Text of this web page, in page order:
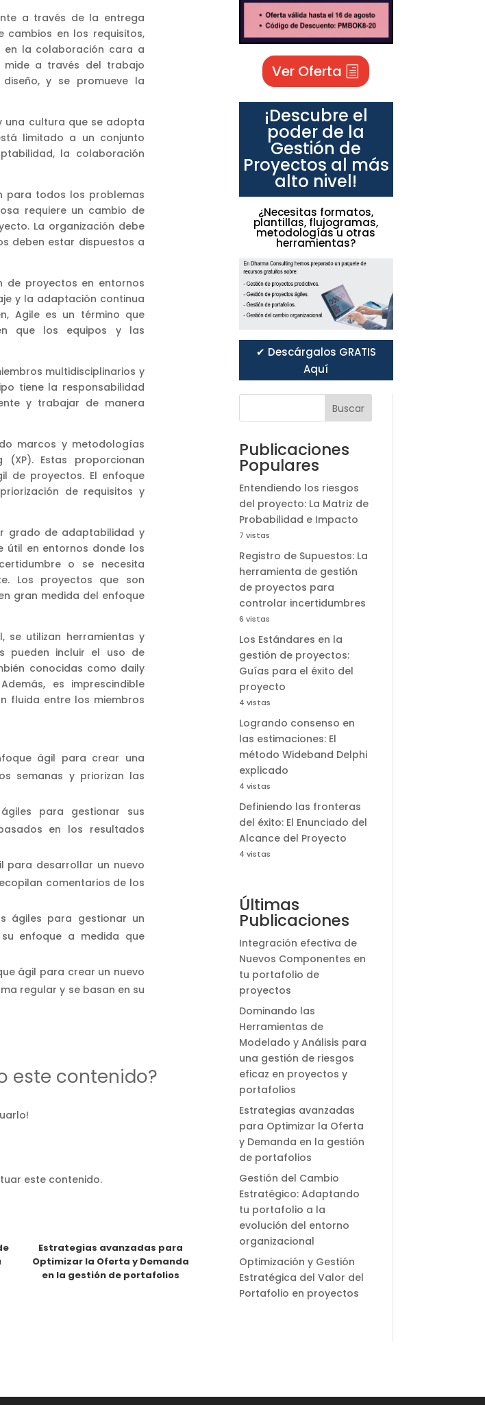
a través de la entrega
en los requisitos,
en la colaboración cara a
a través del trabajo
y se promueve la
una cultura que se adopta
limitado a un conjunto
la colaboración
para todos los problemas
requiere un cambio de
La organización debe
deben estar dispuestos a
de proyectos en entornos
y la adaptación continua
Agile es un término que
que los equipos y las
multidisciplinarios y
tiene la responsabilidad
y trabajar de manera
marcos y metodologías
(XP). Estas proporcionan
de proyectos. El enfoque
de requisitos y
grado de adaptabilidad y
útil en entornos donde los
o se necesita
Los proyectos que son
gran medida del enfoque
se utilizan herramientas y
pueden incluir el uso de
conocidas como daily
es imprescindible
fluida entre los miembros
ágil para crear una
semanas y priorizan las
para gestionar sus
en los resultados
para desarrollar un nuevo
comentarios de los
ágiles para gestionar un
enfoque a medida que
ágil para crear un nuevo
regular y se basan en su
este contenido?
este contenido.
Estrategias avanzadas para
Optimizar la Oferta y Demanda
en la gestión de portafolios
Ver Oferta
¡Descubre el
poder de la
Gestión de
Proyectos al más
alto nivel!
¿Necesitas formatos,
plantillas, flujogramas,
metodologías u otras
herramientas?
✔ Descárgalos GRATIS
Aquí
Buscar
Publicaciones
Populares
Entendiendo los riesgos
del proyecto: La Matriz de
Probabilidad e Impacto
7 vistas
Registro de Supuestos: La
herramienta de gestión
de proyectos para
controlar incertidumbres
6 vistas
Los Estándares en la
gestión de proyectos:
Guías para el éxito del
proyecto
4 vistas
Logrando consenso en
las estimaciones: El
método Wideband Delphi
explicado
4 vistas
Definiendo las fronteras
del éxito: El Enunciado del
Alcance del Proyecto
4 vistas
Últimas
Publicaciones
Integración efectiva de
Nuevos Componentes en
tu portafolio de
proyectos
Dominando las
Herramientas de
Modelado y Análisis para
una gestión de riesgos
eficaz en proyectos y
portafolios
Estrategias avanzadas
para Optimizar la Oferta
y Demanda en la gestión
de portafolios
Gestión del Cambio
Estratégico: Adaptando
tu portafolio a la
evolución del entorno
organizacional
Optimización y Gestión
Estratégica del Valor del
Portafolio en proyectos